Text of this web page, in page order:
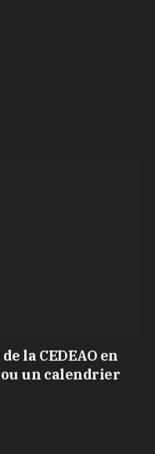
la CEDEAO en
ou un calendrier